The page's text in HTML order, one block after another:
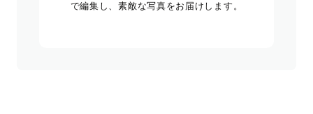
で編集し、素敵な写真をお届けします。